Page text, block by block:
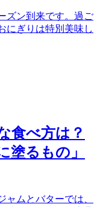
ズン到来です。過ご
にぎりは特別美味し
食べ方は？
塗るもの」
ャムとバターでは、